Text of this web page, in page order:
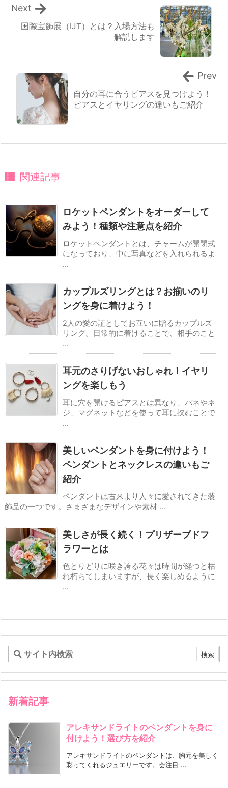
国際宝飾展（IJT）とは？入場方法も
解説します
Next
自分の耳に合うピアスを見つけよう！
ピアスとイヤリングの違いもご紹介
Prev
関連記事
ロケットペンダントをオーダーして
みよう！種類や注意点を紹介
ロケットペンダントとは、チャームが開閉式
になっており、中に写真などを入れられるよ
...
カップルズリングとは？お揃いのリ
ングを身に着けよう！
2人の愛の証としてお互いに贈るカップルズ
リング。日常的に着けることで、相手のこと
...
耳元のさりげないおしゃれ！イヤリ
ングを楽しもう
耳に穴を開けるピアスとは異なり、バネやネ
ジ、マグネットなどを使って耳に挟むことで
...
美しいペンダントを身に付けよう！
ペンダントとネックレスの違いもご
紹介
ペンダントは古来より人々に愛されてきた装
飾品の一つです。さまざまなデザインや素材 ...
美しさが長く続く！プリザーブドフ
ラワーとは
色とりどりに咲き誇る花々は時間が経つと枯
れ朽ちてしまいますが、長く楽しめるように
...
新着記事
アレキサンドライトのペンダントを身に
付けよう！選び方を紹介
アレキサンドライトのペンダントは、胸元を美しく
彩ってくれるジュエリーです。会注目 ...